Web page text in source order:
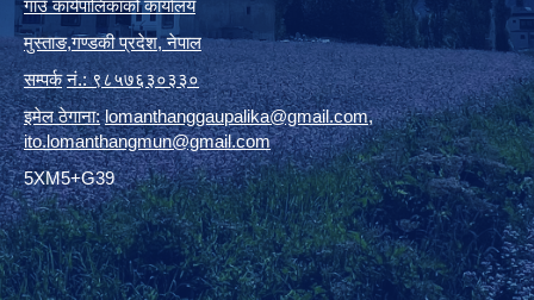
गाउँ कार्यपालिकाको कार्यालय
मुस्ताङ,गण्डकी प्रदेश,नेपाल
सम्पर्क नं.: ९८५७६३०३३०
इमेल ठेगाना: lomanthanggaupalika@gmail.com,
ito.lomanthangmun@gmail.com
5XM5+G39